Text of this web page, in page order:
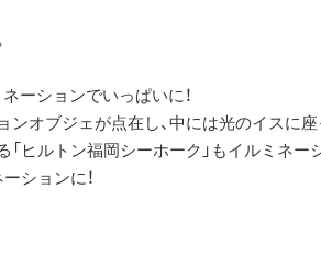
ーションでいっぱいに！
オブジェが点在し、中には光のイスに
ヒルトン福岡シーホーク」もイルミネー
ションに！